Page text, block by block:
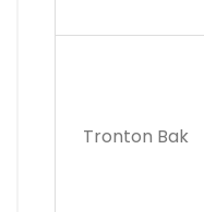
Tronton Bak